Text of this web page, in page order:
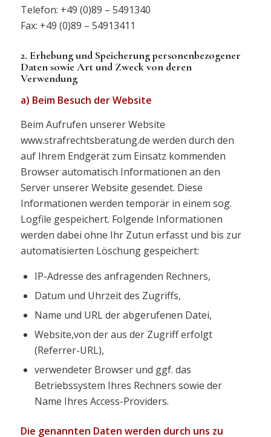
Telefon: +49 (0)89 – 5491340
Fax: +49 (0)89 – 54913411
2. Erhebung und Speicherung personenbezogener
Daten sowie Art und Zweck von deren
Verwendung
a) Beim Besuch der Website
Beim Aufrufen unserer Website
www.strafrechtsberatung.de werden durch den
auf Ihrem Endgerät zum Einsatz kommenden
Browser automatisch Informationen an den
Server unserer Website gesendet. Diese
Informationen werden temporär in einem sog.
Logfile gespeichert. Folgende Informationen
werden dabei ohne Ihr Zutun erfasst und bis zur
automatisierten Löschung gespeichert:
IP-Adresse des anfragenden Rechners,
Datum und Uhrzeit des Zugriffs,
Name und URL der abgerufenen Datei,
Website,von der aus der Zugriff erfolgt
(Referrer-URL),
verwendeter Browser und ggf. das
Betriebssystem Ihres Rechners sowie der
Name Ihres Access-Providers.
Die genannten Daten werden durch uns zu